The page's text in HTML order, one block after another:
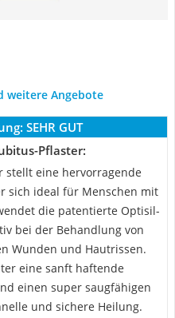
weitere Angebote
SEHR GUT
Pflaster:
stellt eine hervorragende
sich ideal für Menschen mit
die patentierte Optisil-
bei der Behandlung von
Wunden und Hautrissen.
eine sanft haftende
einen super saugfähigen
und sichere Heilung.